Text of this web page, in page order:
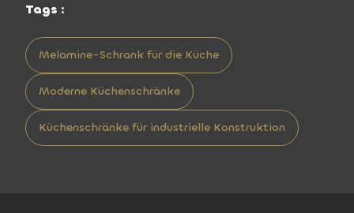
Tags :
Melamine-Schrank für die Küche
Moderne Küchenschränke
Küchenschränke für industrielle Konstruktion